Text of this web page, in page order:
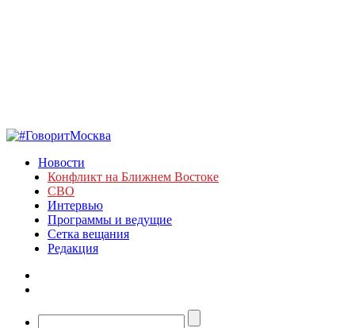
Новости
Конфликт на Ближнем Востоке
СВО
Интервью
Программы и ведущие
Сетка вещания
Редакция